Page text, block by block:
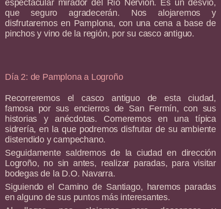
espectacular mirador del Río Nervión. Es un desvío,
que seguro agradecerán. Nos alojaremos y
disfrutaremos en Pamplona, con una cena a base de
pinchos y vino de la región, por su casco antiguo.
Día 2: de Pamplona a Logroño
Recorreremos el casco antiguo de esta ciudad,
famosa por sus encierros de San Fermín, con sus
historias y anécdotas. Comeremos en una típica
sidrería, en la que podremos disfrutar de su ambiente
distendido y campechano.
Seguidamente saldremos de la ciudad en dirección
Logroño, no sin antes, realizar paradas, para visitar
bodegas de la D.O. Navarra.
Siguiendo el Camino de Santiago, haremos paradas
en alguno de sus puntos más interesantes.